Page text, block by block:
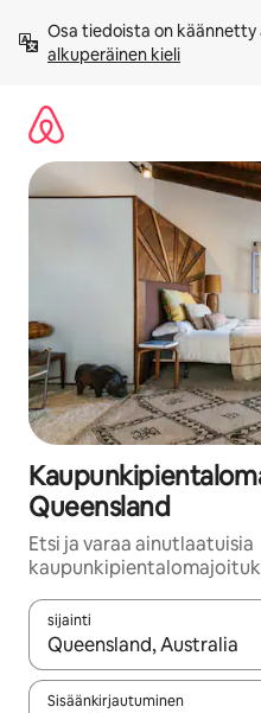
sisältö
väliin
Osa tiedoista on
alkuperäinen kieli
Queensland
Etsi ja varaa ainutlaatuisia
sijainti
Kun tulokset ovat
Sisäänkirjautuminen